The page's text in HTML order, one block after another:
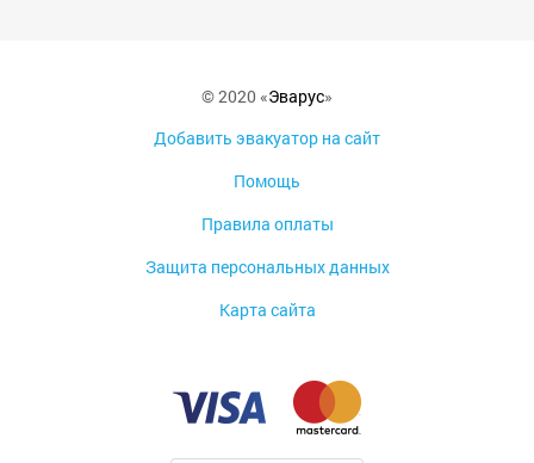
© 2020 «Эварус»
Добавить эвакуатор на сайт
Помощь
Правила оплаты
Защита персональных данных
Карта сайта